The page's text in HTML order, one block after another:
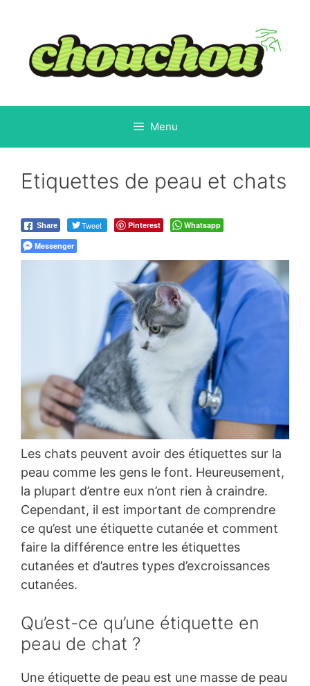
contenu
Menu
Etiquettes de peau et chats
Share Tweet Pinterest
Whatsapp
Messenger
Les chats peuvent avoir des étiquettes sur la
peau comme les gens le font. Heureusement,
la plupart d’entre eux n’ont rien à craindre.
Cependant, il est important de comprendre
ce qu’est une étiquette cutanée et comment
faire la différence entre les étiquettes
cutanées et d’autres types d’excroissances
cutanées.
Qu’est-ce qu’une étiquette en
peau de chat ?
Une étiquette de peau est une masse de peau